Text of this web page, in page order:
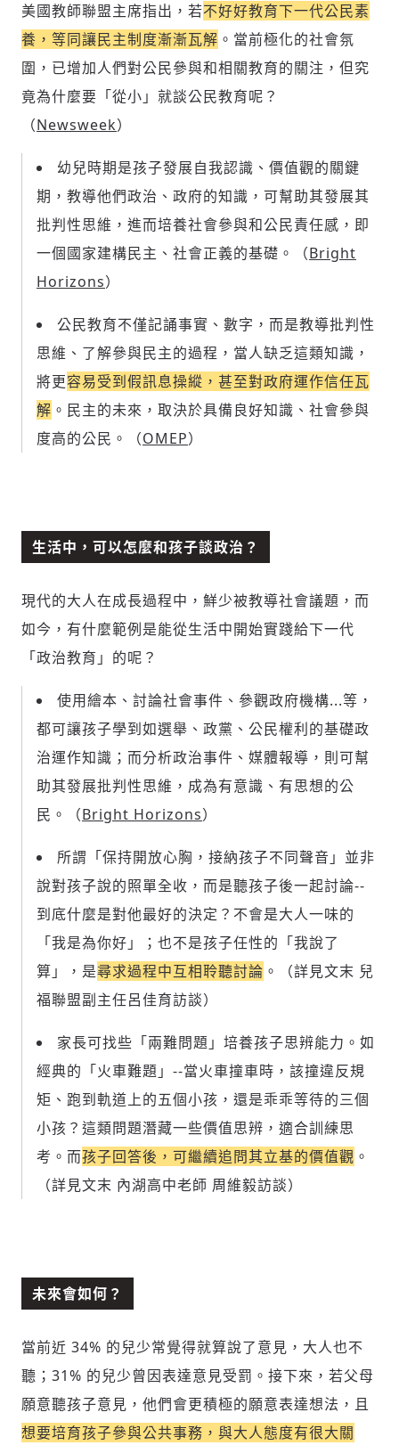
登入或註冊
歡迎您加入《旭時報》
輸入 Email 驗證碼
(十分鐘內有效)
將此文章當作禮物
近期曾送禮給下列會員
將此文章當作禮物
您確定要花費 NT49 元
將此文章以禮物的形式送給朋友嗎
美國教師聯盟主席指出，若不好好教育下一代公民素
養，等同讓民主制度漸漸瓦解 。當前極化的社會氛
圍，已增加人們對公民參與和相關教育的關注，但究
竟為什麼要「從小」就談公民教育呢？
（Newsweek）
幼兒時期是孩子發展自我認識、價值觀的關鍵
期，教導他們政治、政府的知識，可幫助其發展其
批判性思維，進而培養社會參與和公民責任感，即
一個國家建構民主、社會正義的基礎。（Bright
Horizons）
公民教育不僅記誦事實、數字，而是教導批判性
思維、了解參與民主的過程，當人缺乏這類知識，
將更容易受到假訊息操縱，甚至對政府運作信任瓦
解 。民主的未來，取決於具備良好知識、社會參與
度高的公民。（OMEP）
生活中，可以怎麼和孩子談政治？
現代的大人在成長過程中，鮮少被教導社會議題，而
如今，有什麼範例是能從生活中開始實踐給下一代
「政治教育」的呢？
使用繪本、討論社會事件、參觀政府機構...等，
都可讓孩子學到如選舉、政黨、公民權利的基礎政
治運作知識；而分析政治事件、媒體報導，則可幫
助其發展批判性思維，成為有意識、有思想的公
民。（Bright Horizons）
所謂「保持開放心胸，接納孩子不同聲音」並非
說對孩子說的照單全收，而是聽孩子後一起討論--
到底什麼是對他最好的決定？不會是大人一味的
「我是為你好」；也不是孩子任性的「我說了
算」，是尋求過程中互相聆聽討論 。（詳見文末 兒
福聯盟副主任呂佳育訪談）
家長可找些「兩難問題」培養孩子思辨能力。如
經典的「火車難題」--當火車撞車時，該撞違反規
矩、跑到軌道上的五個小孩，還是乖乖等待的三個
小孩？這類問題潛藏一些價值思辨，適合訓練思
考。而孩子回答後，可繼續追問其立基的價值觀 。
（詳見文末 內湖高中老師 周維毅訪談）
未來會如何？
當前近 34% 的兒少常覺得就算說了意見，大人也不
聽；31% 的兒少曾因表達意見受罰。接下來，若父母
願意聽孩子意見，他們會更積極的願意表達想法，且
想要培育孩子參與公共事務，與大人態度有很大關
分享
留言連結
新增回應
參與深度對談的交流原則：
運用段落闡述想法：表達觀點清楚結構，讓
多元領域交流更有脈絡化
討論聚焦議題本身：尊重不同角度的內容、
觀點，以及言論
避免不理性的用詞：不因個人主觀感受不
反對任何型式騷擾：杜絕包含但不限於恐
嚇、髒話、威脅、性暗示等文字
選擇留言文字給平台的使用範疇（皆註記
來源）：
留言文字開放授權
陪你從「科技+人文」視角，深入國際政經脈動
✓ 全站深度分析報導文章
✓ 會員專屬 8 折活動報名優惠